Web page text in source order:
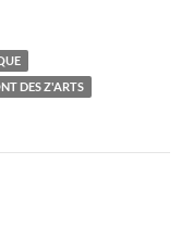
DES Z'ARTS